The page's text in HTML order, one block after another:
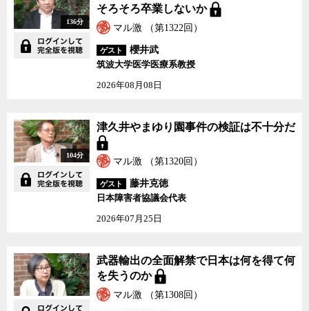
136分
そろそろ卒業しないか
マル激 （第1322回）
ゲスト
櫻井武
筑波大学医学医療系教授
2026年08月08日
104分
津久井やまゆり園事件の検証は不十分だ
マル激 （第1320回）
ゲスト
藤井克徳
日本障害者協議会代表
2026年07月25日
武器輸出の全面解禁で日本は何を得て何
を失うのか
マル激 （第1308回）